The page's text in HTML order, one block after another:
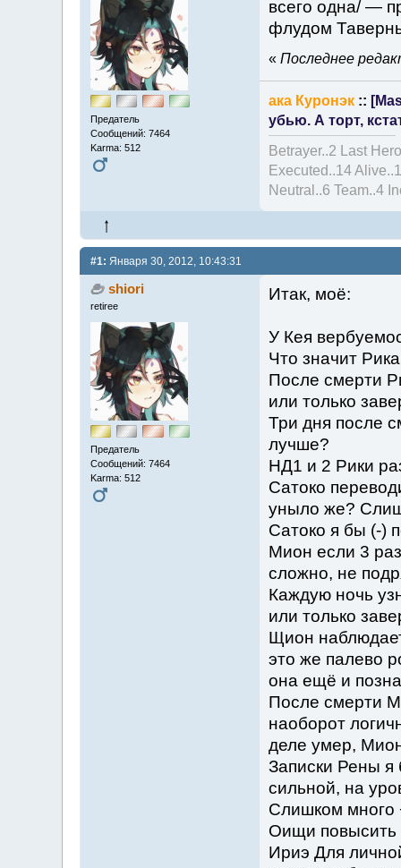
Предатель
Сообщений: 7464
Karma: 512
всего одна/ —
флудом
« Последнее
ака Куронэк::
убью. А торт,
Betrayer..2 Last
Executed..14
Neutral..6 Team..4
#1: Января 30, 2012, 10:43:31
shiori
retiree
Предатель
Сообщений: 7464
Karma: 512
Итак, моё:
У Кея
Что значит
После смерти
или только
Три дня после
лучше?
НД1 и 2 Рики
Сатоко
уныло же?
Сатоко я бы (-)
Мион если 3
сложно, не
Каждую ночь
или только
Щион
это же палево
она ещё и
После смерти
наоборот
деле умер,
Записки Рены я
сильной, на
Слишком много
Оищи повысить
Ириэ Для